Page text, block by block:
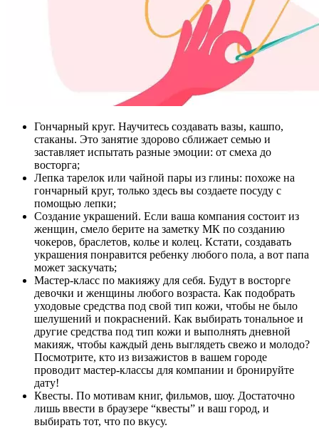
Гончарный круг. Научитесь создавать вазы, кашпо,
стаканы. Это занятие здорово сближает семью и
заставляет испытать разные эмоции: от смеха до
восторга;
Лепка тарелок или чайной пары из глины: похоже на
гончарный круг, только здесь вы создаете посуду с
помощью лепки;
Создание украшений. Если ваша компания состоит из
женщин, смело берите на заметку МК по созданию
чокеров, браслетов, колье и колец. Кстати, создавать
украшения понравится ребенку любого пола, а вот папа
может заскучать;
Мастер-класс по макияжу для себя. Будут в восторге
девочки и женщины любого возраста. Как подобрать
уходовые средства под свой тип кожи, чтобы не было
шелушений и покраснений. Как выбирать тональное и
другие средства под тип кожи и выполнять дневной
макияж, чтобы каждый день выглядеть свежо и молодо?
Посмотрите, кто из визажистов в вашем городе
проводит мастер-классы для компании и бронируйте
дату!
Квесты. По мотивам книг, фильмов, шоу. Достаточно
лишь ввести в браузере “квесты” и ваш город, и
выбирать тот, что по вкусу.